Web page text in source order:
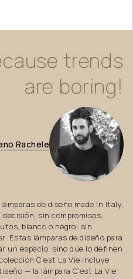
trends
are boring!
Rachele
de diseño made in Italy,
sin compromisos.
blanco o negro: sin
Estas lámparas de diseño para
un espacio, sino que lo definen
C'est La Vie incluye
— la lámpara C'est La Vie